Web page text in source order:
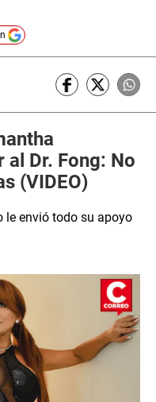
Dr. Fong: No
(VIDEO)
le envió todo su apoyo